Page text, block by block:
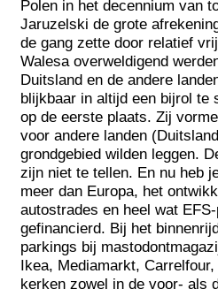
Polen in het decennium van
Jaruzelski de grote
de gang zette door relatief
Walesa overweldigend
Duitsland en de andere
blijkbaar in altijd een bijrol te
op de eerste plaats. Zij
voor andere landen
grondgebied wilden leggen.
zijn niet te tellen. En nu heb
meer dan Europa, het
autostrades en heel wat
gefinancierd. Bij het
parkings bij
Ikea, Mediamarkt,
kerken zowel in de voor- als